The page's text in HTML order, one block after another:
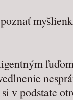
v podstate